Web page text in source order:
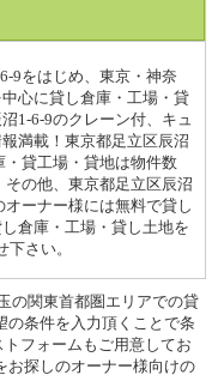
の関東首都圏エリアでの貸
の条件を入力頂くことで条
フォームもご用意してお
お探しのオーナー様向けの
9をはじめ、東京・神奈
心に貸し倉庫・工場・貸
1-6-9のクレーン付、キュ
満載！東京都足立区辰沼
・貸工場・貸地は物件数
の他、東京都足立区辰沼
ーナー様には無料で貸し
倉庫・工場・貸し土地を
さい。